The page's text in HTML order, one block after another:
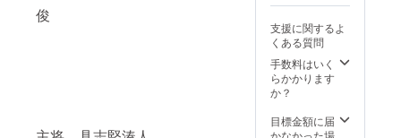
俊
支援に関するよ
くある質問
手数料はいく
らかかります
か？
目標金額に届